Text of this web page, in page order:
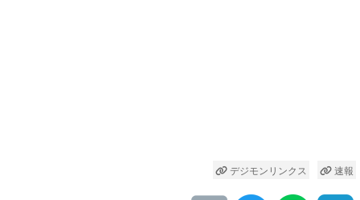
デジモンリンクス 速報